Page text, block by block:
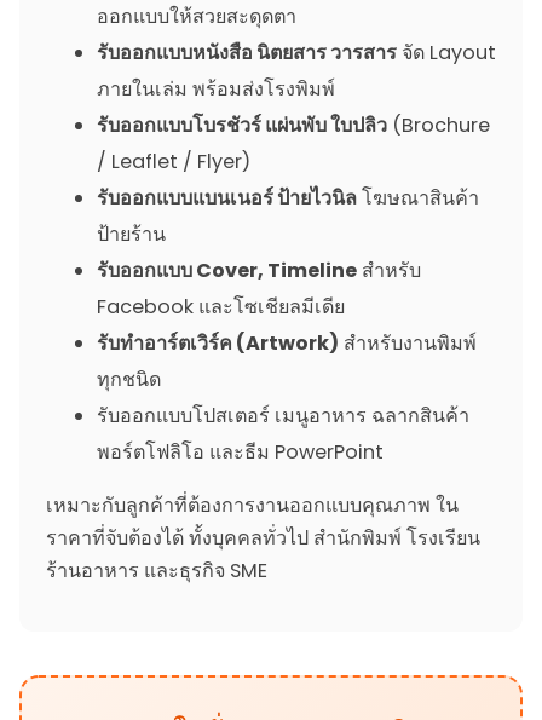
ออกแบบให้สวยสะดุดตา
รับออกแบบหนังสือ นิตยสาร วารสาร จัด Layout
ภายในเล่ม พร้อมส่งโรงพิมพ์
รับออกแบบโบรชัวร์ แผ่นพับ ใบปลิว (Brochure
/ Leaflet / Flyer)
รับออกแบบแบนเนอร์ ป้ายไวนิลโฆษณาสินค้า
ป้ายร้าน
รับออกแบบ Cover, Timeline สำหรับ
Facebook และโซเชียลมีเดีย
รับทำอาร์ตเวิร์ค (Artwork) สำหรับงานพิมพ์
ทุกชนิด
รับออกแบบโปสเตอร์ เมนูอาหาร ฉลากสินค้า
พอร์ตโฟลิโอ และธีม PowerPoint
เหมาะกับลูกค้าที่ต้องการงานออกแบบคุณภาพ ใน
ราคาที่จับต้องได้ ทั้งบุคคลทั่วไป สำนักพิมพ์ โรงเรียน
ร้านอาหาร และธุรกิจ SME